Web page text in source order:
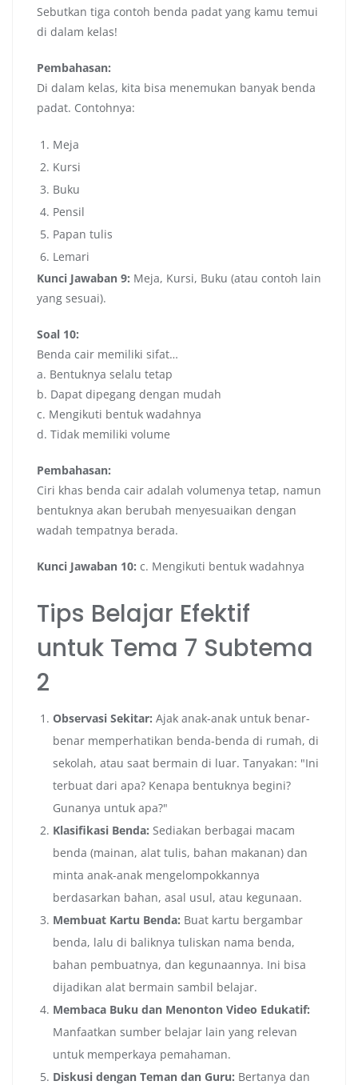
Sebutkan tiga contoh benda padat yang kamu temui
di dalam kelas!
Pembahasan:
Di dalam kelas, kita bisa menemukan banyak benda
padat. Contohnya:
Meja
Kursi
Buku
Pensil
Papan tulis
Lemari
Kunci Jawaban 9: Meja, Kursi, Buku (atau contoh lain
yang sesuai).
Soal 10:
Benda cair memiliki sifat…
a. Bentuknya selalu tetap
b. Dapat dipegang dengan mudah
c. Mengikuti bentuk wadahnya
d. Tidak memiliki volume
Pembahasan:
Ciri khas benda cair adalah volumenya tetap, namun
bentuknya akan berubah menyesuaikan dengan
wadah tempatnya berada.
Kunci Jawaban 10: c. Mengikuti bentuk wadahnya
Tips Belajar Efektif
untuk Tema 7 Subtema
2
Observasi Sekitar: Ajak anak-anak untuk benar-
benar memperhatikan benda-benda di rumah, di
sekolah, atau saat bermain di luar. Tanyakan: "Ini
terbuat dari apa? Kenapa bentuknya begini?
Gunanya untuk apa?"
Klasifikasi Benda: Sediakan berbagai macam
benda (mainan, alat tulis, bahan makanan) dan
minta anak-anak mengelompokkannya
berdasarkan bahan, asal usul, atau kegunaan.
Membuat Kartu Benda: Buat kartu bergambar
benda, lalu di baliknya tuliskan nama benda,
bahan pembuatnya, dan kegunaannya. Ini bisa
dijadikan alat bermain sambil belajar.
Membaca Buku dan Menonton Video Edukatif:
Manfaatkan sumber belajar lain yang relevan
untuk memperkaya pemahaman.
Diskusi dengan Teman dan Guru: Bertanya dan